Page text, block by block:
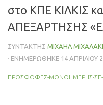
στο ΚΠΕ ΚΙΛΚΙΣ
ΑΠΕΞΑΡΤΗΣΗΣ
ΣΥΝΤΆΚΤΗΣ ΜΙΧΑΉΛ
· ΕΝΗΜΕΡΏΘΗΚΕ 14 ΑΠΡΙΛΊΟΥ
ΠΡΟΣΦΟΦΕΣ-ΜΟΝΟΗΜΕΡΗΣ-ΣΕ-